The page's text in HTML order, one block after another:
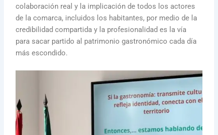
colaboración real y la implicación de todos los actores
de la comarca, incluidos los habitantes, por medio de la
credibilidad compartida y la profesionalidad es la vía
para sacar partido al patrimonio gastronómico cada día
más escondido.